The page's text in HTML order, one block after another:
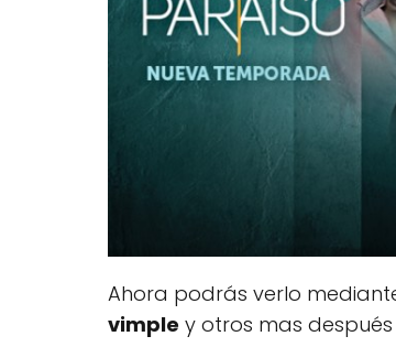
Ahora podrás verlo
vimple y otros mas